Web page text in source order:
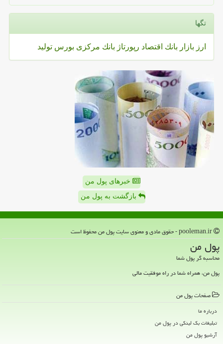
تگها
ارز بازار بانك اقتصاد رپورتاژ بانك مركزی بورس تولید
خبرهای پول من
بازگشت به پول من
پول من
محاسبه گر پول شما
پول من، همراه شما در راه موفقیت مالی
صفحات پول من
درباره ما
تبلیغات بک لینکی در پول من
آرشیو پول من